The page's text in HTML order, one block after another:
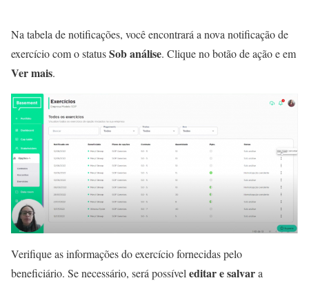
Na tabela de notificações, você encontrará a nova notificação de
exercício com o statusSob análise. Clique no botão de ação e em
Ver mais.
Verifique as informações do exercício fornecidas pelo
beneficiário. Se necessário, será possíveleditar e salvara